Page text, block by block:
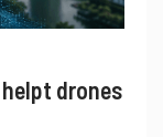
drones